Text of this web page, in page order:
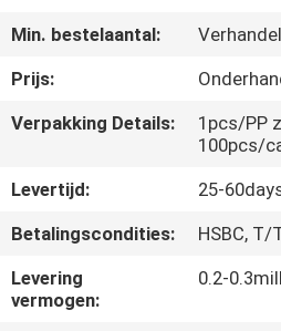
CONTACTEER
ONS
NIEUWS
Min. bestelaantal:
Prijs:
Verpakking Details:
1pcs/PP
100pcs/
Levertijd:
25-
Betalingscondities:
HSBC, T/
Levering
vermogen:
0.2-